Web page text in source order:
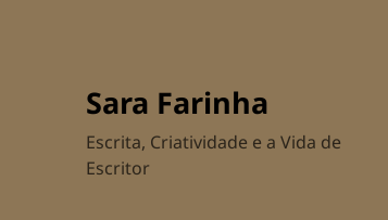
Sara Farinha
Escrita, Criatividade e a Vida de
Escritor